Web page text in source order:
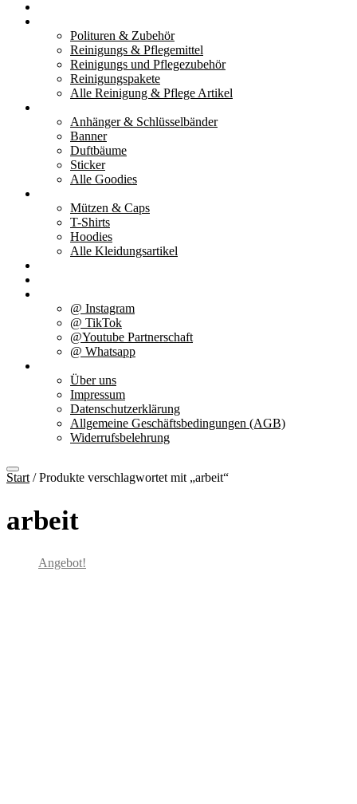
Polituren & Zubehör
Reinigungs & Pflegemittel
Reinigungs und Pflegezubehör
Reinigungspakete
Alle Reinigung & Pflege Artikel
Anhänger & Schlüsselbänder
Banner
Duftbäume
Sticker
Alle Goodies
Mützen & Caps
T-Shirts
Hoodies
Alle Kleidungsartikel
@ Instagram
@ TikTok
@Youtube Partnerschaft
@ Whatsapp
Über uns
Impressum
Datenschutzerklärung
Allgemeine Geschäftsbedingungen (AGB)
Widerrufsbelehrung
Start / Produkte verschlagwortet mit „arbeit“
arbeit
Angebot!